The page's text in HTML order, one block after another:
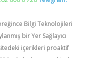
Bilgi Teknolojileri
bir Yer Sağlayıcı
içerikleri proaktif